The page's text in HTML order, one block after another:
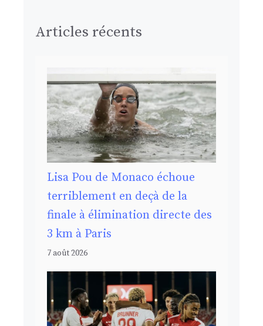
Articles récents
Lisa Pou de Monaco échoue
terriblement en deçà de la
finale à élimination directe des
3 km à Paris
7 août 2026